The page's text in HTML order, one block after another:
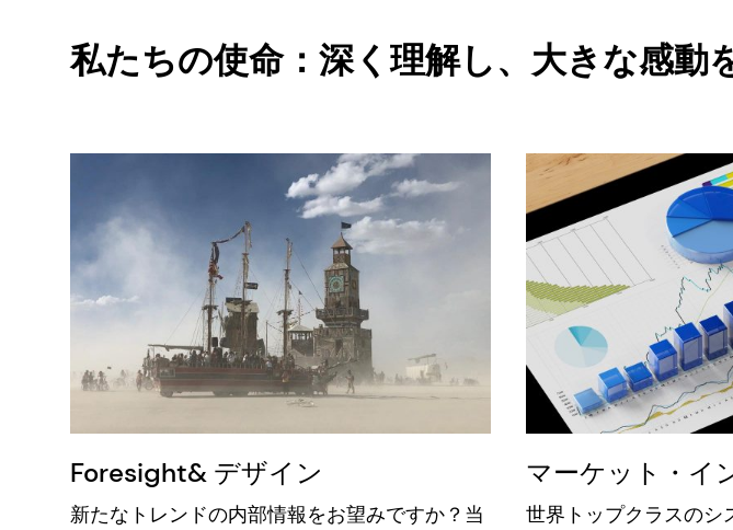
私たちの使命：深く理解し、大きな感動
Foresight& デザイン
新たなトレンドの内部情報をお望みですか？当
マーケット・イ
世界トップクラスのシ